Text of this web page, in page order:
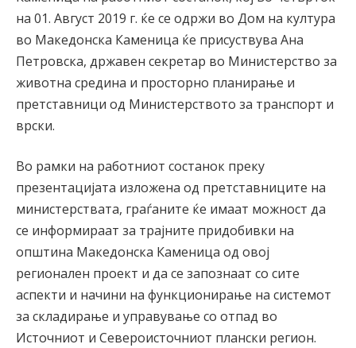
на 01. Август 2019 г. ќе се одржи во Дом на култура
во Македонска Каменица ќе присуствува Ана
Петровска, државен секретар во Министерство за
животна средина и просторно планирање и
претставници од Министерството за транспорт и
врски.
Во рамки на работниот состанок преку
презентацијата изложена од претставниците на
министерствата, граѓаните ќе имаат можност да
се информираат за трајните придобивки на
општина Македонска Каменица од овој
регионален проект и да се запознаат со сите
аспекти и начини на функционирање на системот
за складирање и управување со отпад во
Источниот и Североисточниот плански регион.